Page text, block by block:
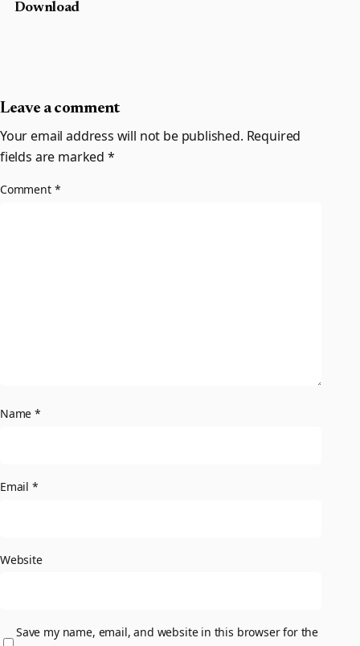
Download
Leave a comment
Your email address will not be published. Required
fields are marked *
Comment *
Name*
Email *
Website
Save my name, email, and website in this browser for the